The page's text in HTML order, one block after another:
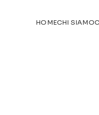
HOMECHI SIAMO